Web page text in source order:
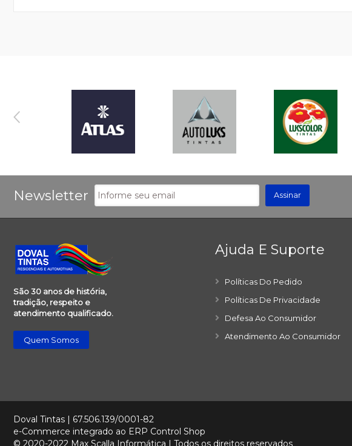
Newsletter Assinar
São 30 anos de história,
tradição, respeito e
atendimento qualificado.
Quem Somos
Ajuda E Suporte
Políticas Do Pedido
Políticas De Privacidade
Defesa Ao Consumidor
Atendimento Ao Consumidor
Doval Tintas | 67.506.139/0001-82
e-Commerce integrado ao ERP Control Shop
© 2020-2022 Max Scalla Informática | Todos os direitos reservados